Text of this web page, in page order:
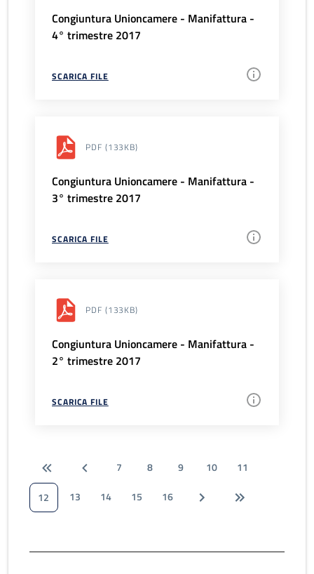
Congiuntura Unioncamere - Manifattura -
4° trimestre 2017
SCARICA FILE
PDF (133KB)
Congiuntura Unioncamere - Manifattura -
3° trimestre 2017
SCARICA FILE
PDF (133KB)
Congiuntura Unioncamere - Manifattura -
2° trimestre 2017
SCARICA FILE
7 8 9 10
11
12
13 14 15 16